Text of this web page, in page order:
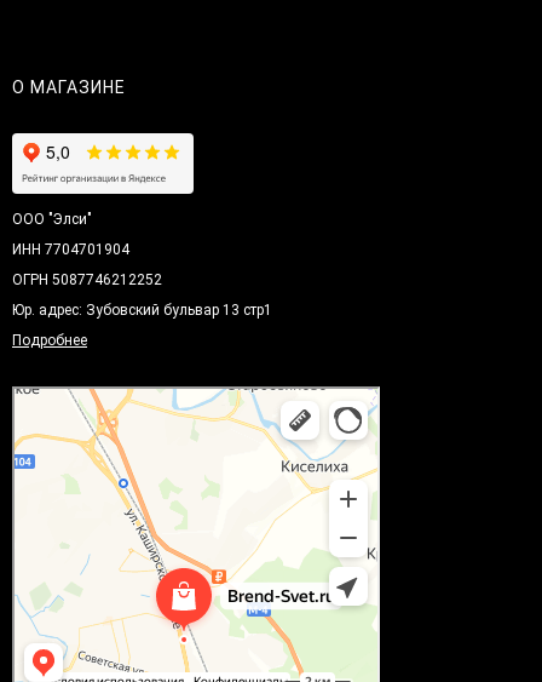
О МАГАЗИНЕ
ООО "Элси"
ИНН 7704701904
ОГРН 5087746212252
Юр. адрес: Зубовский бульвар 13 стр1
Подробнее